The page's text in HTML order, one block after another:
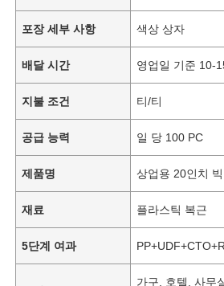
포장 세부 사항 색상 상자
배달 시간 영업일 기준 10-
지불 조건 티/티
공급 능력 일 당 100 PC
제품명 상업용 20인치
재료 플라스틱 복근
5단계 여과
가구, 호텔, 사무